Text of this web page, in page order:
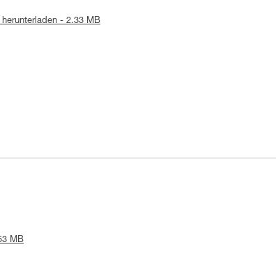
herunterladen - 2.33 MB
MB